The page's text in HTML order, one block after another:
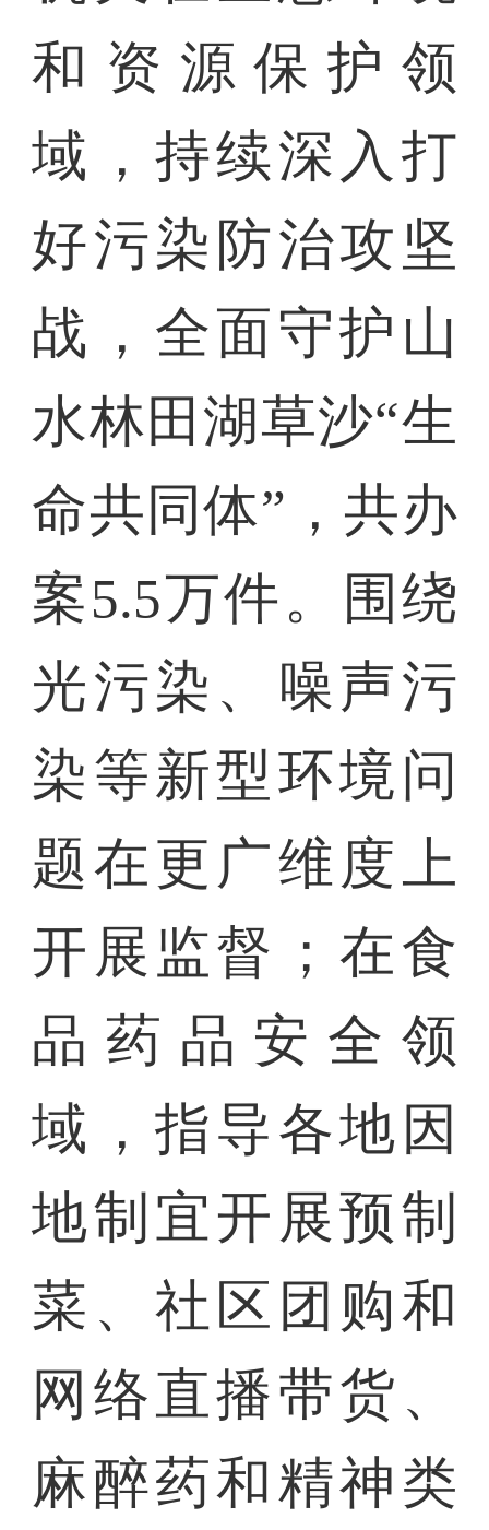
和资源保护领
域，持续深入打
好污染防治攻坚
战，全面守护山
水林田湖草沙“生
命共同体”，共办
案5.5万件。围绕
光污染、噪声污
染等新型环境问
题在更广维度上
开展监督；在食
品药品安全领
域，指导各地因
地制宜开展预制
菜、社区团购和
网络直播带货、
麻醉药和精神类